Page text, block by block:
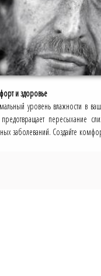
и здоровье
уровень влажности в
предотвращает пересыхание
заболеваний. Создайте